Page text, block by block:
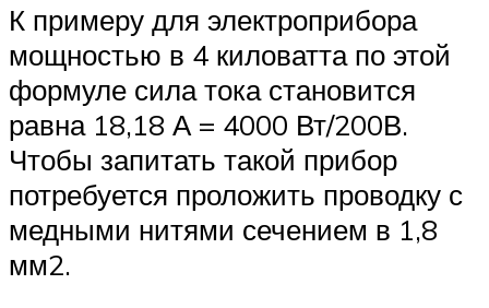
К примеру для электроприбора
мощностью в 4 киловатта по этой
формуле сила тока становится
равна 18,18 А = 4000 Вт/200В.
Чтобы запитать такой прибор
потребуется проложить проводку с
медными нитями сечением в 1,8
мм2.